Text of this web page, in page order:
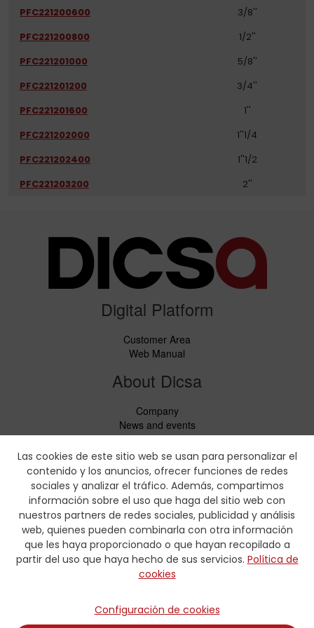
Las cookies de este sitio web se usan para personalizar el
contenido y los anuncios, ofrecer funciones de redes
sociales y analizar el tráfico. Además, compartimos
información sobre el uso que haga del sitio web con
nuestros partners de redes sociales, publicidad y análisis
web, quienes pueden combinarla con otra información
que les haya proporcionado o que hayan recopilado a
partir del uso que haya hecho de sus servicios. Política de
cookies
Configuración de cookies
PFC221200600
3/8''
PFC221200800
1/2''
PFC221201000
5/8''
PFC221201200
3/4''
PFC221201600
1''
PFC221202000
1''1/4
PFC221202400
1''1/2
PFC221203200
2''
Digital Platform
Customer Area
Web Manual
About Dicsa
Company
News and events
Services
Code of Conduct
Social responsability
CbC Report
Downloads
Price lists and leaflets
Certificates
Crimping charts
Hydraulic Forms
Contact